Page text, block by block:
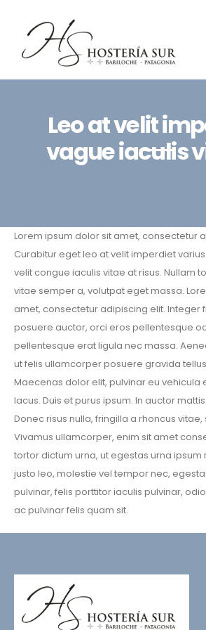
Leo at velit
vague iaculis
Lorem ipsum dolor sit amet, consectetur
Curabitur eget leo at velit imperdiet
velit congue iaculis vitae at risus. Nullam
vitae semper a, volutpat eget massa.
amet, consectetur adipiscing elit. Integer
posuere auctor, orci eros pellentesque
pellentesque erat ligula nec massa.
ut felis ullamcorper posuere gravida
Maecenas dolor elit, pulvinar eu vehicula
lacus. Duis et purus ipsum. In auctor
Donec risus nulla, fringilla a rhoncus
Vivamus ullamcorper, enim sit amet
tortor dictum urna, ut egestas urna ipsum
justo leo, molestie vel tempor nec,
pulvinar, felis porttitor iaculis pulvinar,
ac pulvinar felis quam sit.